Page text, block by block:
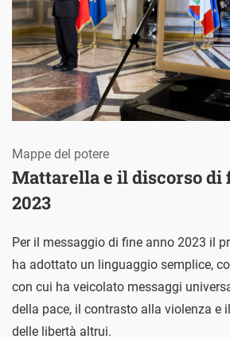
Mattarella e il discorso di
2023
Mappe del potere
Per il messaggio di fine anno 2023 il
ha adottato un linguaggio semplice,
con cui ha veicolato messaggi
della pace, il contrasto alla violenza e
delle libertà altrui.